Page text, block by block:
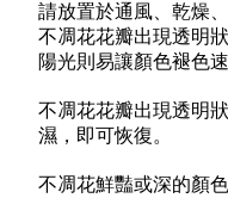
請放置於通風、乾燥
不凋花花瓣出現透明
陽光則易讓顏色褪色速
不凋花花瓣出現透明
濕，即可恢復。
不凋花鮮豔或深的顏